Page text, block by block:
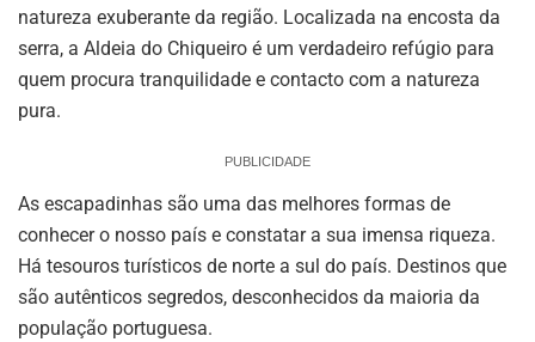
natureza exuberante da região. Localizada na encosta da
serra, a Aldeia do Chiqueiro é um verdadeiro refúgio para
quem procura tranquilidade e contacto com a natureza
pura.
PUBLICIDADE
As escapadinhas são uma das melhores formas de
conhecer o nosso país e constatar a sua imensa riqueza.
Há tesouros turísticos de norte a sul do país. Destinos que
são autênticos segredos, desconhecidos da maioria da
população portuguesa.